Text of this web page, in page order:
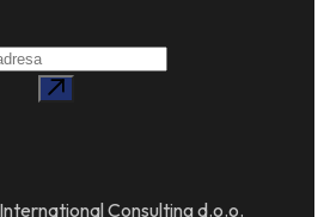
Consulting d.o.o.